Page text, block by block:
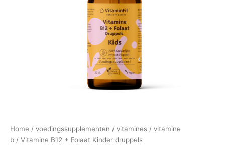
Home / voedingssupplementen / vitamines / vitamine
b / Vitamine B12 + Folaat Kinder druppels